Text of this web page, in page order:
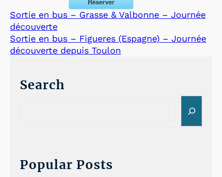
Sortie en bus – Grasse & Valbonne – Journée
découverte
Sortie en bus – Figueres (Espagne) – Journée
découverte depuis Toulon
Search
h
Popular Posts